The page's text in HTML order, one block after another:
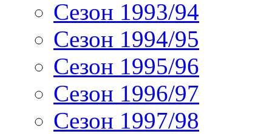
Сезон 1993/94
Сезон 1994/95
Сезон 1995/96
Сезон 1996/97
Сезон 1997/98